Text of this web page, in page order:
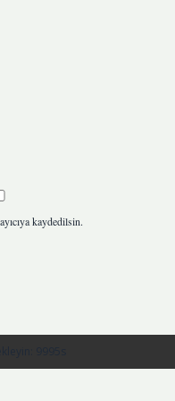
kaydedilsin.